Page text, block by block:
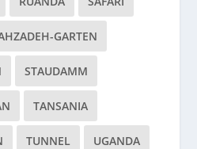
GARTEN
STAUDAMM
TANSANIA
TUNNEL UGANDA